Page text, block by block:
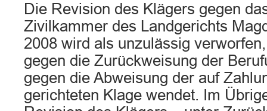
Die Revision des Klägers gegen
Zivilkammer des Landgerichts
2008 wird als unzulässig
gegen die Zurückweisung der
gegen die Abweisung der auf
gerichteten Klage wendet. Im